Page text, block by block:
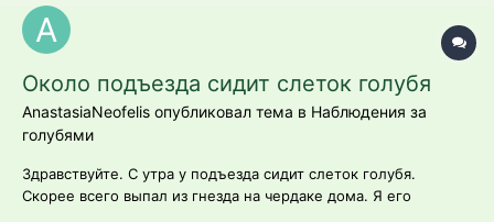
Около подъезда сидит слеток голубя
AnastasiaNeofelis опубликовал тема в Наблюдения за
голубями
Здравствуйте. С утра у подъезда сидит слеток голубя.
Скорее всего выпал из гнезда на чердаке дома. Я его